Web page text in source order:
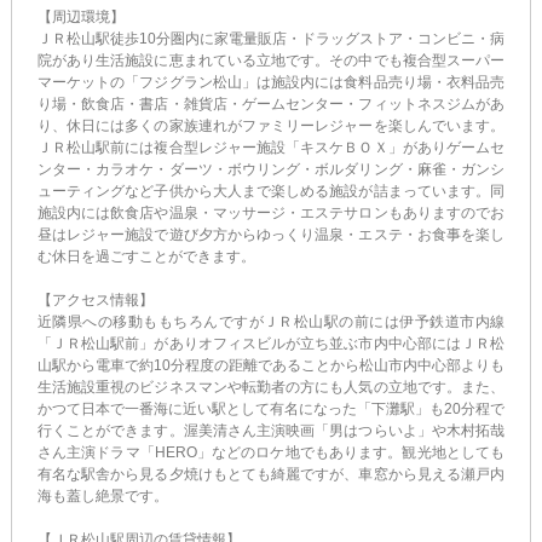
【周辺環境】
ＪＲ松山駅徒歩10分圏内に家電量販店・ドラッグストア・コンビニ・病
院があり生活施設に恵まれている立地です。その中でも複合型スーパー
マーケットの「フジグラン松山」は施設内には食料品売り場・衣料品売
り場・飲食店・書店・雑貨店・ゲームセンター・フィットネスジムがあ
り、休日には多くの家族連れがファミリーレジャーを楽しんでいます。
ＪＲ松山駅前には複合型レジャー施設「キスケＢＯＸ」がありゲームセ
ンター・カラオケ・ダーツ・ボウリング・ボルダリング・麻雀・ガンシ
ューティングなど子供から大人まで楽しめる施設が詰まっています。同
施設内には飲食店や温泉・マッサージ・エステサロンもありますのでお
昼はレジャー施設で遊び夕方からゆっくり温泉・エステ・お食事を楽し
む休日を過ごすことができます。
【アクセス情報】
近隣県への移動ももちろんですがＪＲ松山駅の前には伊予鉄道市内線
「ＪＲ松山駅前」がありオフィスビルが立ち並ぶ市内中心部にはＪＲ松
山駅から電車で約10分程度の距離であることから松山市内中心部よりも
生活施設重視のビジネスマンや転勤者の方にも人気の立地です。また、
かつて日本で一番海に近い駅として有名になった「下灘駅」も20分程で
行くことができます。渥美清さん主演映画「男はつらいよ」や木村拓哉
さん主演ドラマ「HERO」などのロケ地でもあります。観光地としても
有名な駅舎から見る夕焼けもとても綺麗ですが、車窓から見える瀬戸内
海も蓋し絶景です。